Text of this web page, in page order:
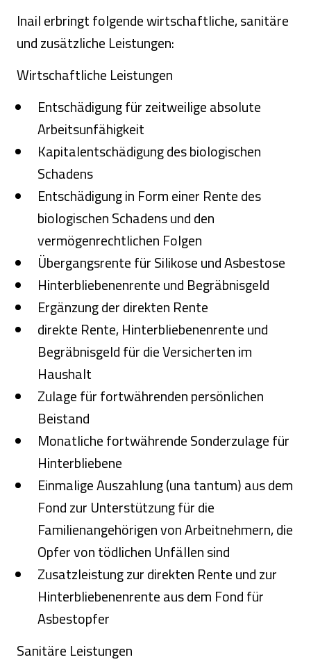
Inail erbringt folgende wirtschaftliche, sanitäre
und zusätzliche Leistungen:
Wirtschaftliche Leistungen
Entschädigung für zeitweilige absolute
Arbeitsunfähigkeit
Kapitalentschädigung des biologischen
Schadens
Entschädigung in Form einer Rente des
biologischen Schadens und den
vermögenrechtlichen Folgen
Übergangsrente für Silikose und Asbestose
Hinterbliebenenrente und Begräbnisgeld
Ergänzung der direkten Rente
direkte Rente, Hinterbliebenenrente und
Begräbnisgeld für die Versicherten im
Haushalt
Zulage für fortwährenden persönlichen
Beistand
Monatliche fortwährende Sonderzulage für
Hinterbliebene
Einmalige Auszahlung (una tantum) aus dem
Fond zur Unterstützung für die
Familienangehörigen von Arbeitnehmern, die
Opfer von tödlichen Unfällen sind
Zusatzleistung zur direkten Rente und zur
Hinterbliebenenrente aus dem Fond für
Asbestopfer
Sanitäre Leistungen